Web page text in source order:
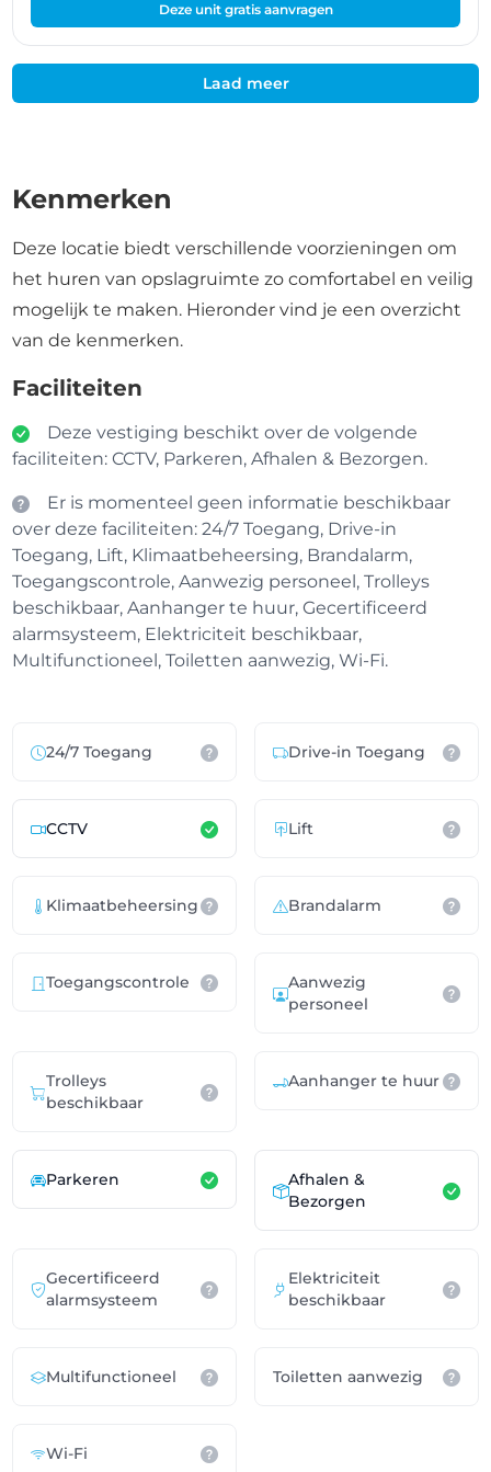
Deze unit gratis aanvragen
Laad meer
Kenmerken
Deze locatie biedt verschillende voorzieningen om
het huren van opslagruimte zo comfortabel en veilig
mogelijk te maken. Hieronder vind je een overzicht
van de kenmerken.
Faciliteiten
Deze vestiging beschikt over de volgende
faciliteiten: CCTV, Parkeren, Afhalen & Bezorgen.
Er is momenteel geen informatie beschikbaar
over deze faciliteiten: 24/7 Toegang, Drive-in
Toegang, Lift, Klimaatbeheersing, Brandalarm,
Toegangscontrole, Aanwezig personeel, Trolleys
beschikbaar, Aanhanger te huur, Gecertificeerd
alarmsysteem, Elektriciteit beschikbaar,
Multifunctioneel, Toiletten aanwezig, Wi-Fi.
24/7 Toegang Drive-in Toegang
CCTV Lift
Klimaatbeheersing Brandalarm
Toegangscontrole
Aanwezig
personeel
Trolleys
beschikbaar
Aanhanger te huur
Parkeren
Afhalen &
Bezorgen
Gecertificeerd
alarmsysteem
Elektriciteit
beschikbaar
Multifunctioneel Toiletten aanwezig
Wi-Fi